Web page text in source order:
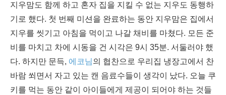
지우맘도 함께 하고 혼자 집을 지킬 수 없는 지우도 동행하
기로 했다. 첫 번째 미션을 완료하는 동안 지우맘은 집에서
지우를 씻기고 아침을 먹이고 나갈 채비를 마쳤다. 모든 준
비를 마치고 차에 시동을 건 시각은 9시 35분. 서둘러야 했
다. 하지만 문득, 에코님의 협찬으로 우리집 냉장고에서 찬
바람 쐬면서 자고 있는 캔 음료수들이 생각이 났다. 오늘 쿠
키를 먹는 동안 같이 아이들에게 제공이 되어야 하는 것들